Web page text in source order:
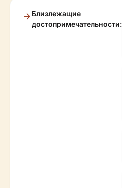
Близлежащие
достопримечательности: